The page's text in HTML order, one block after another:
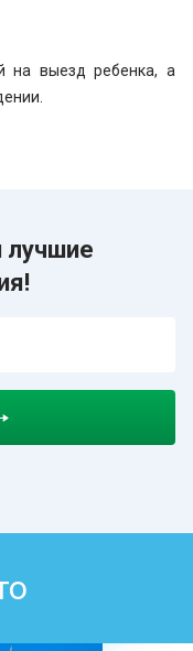
на выезд ребенка, а
лучшие